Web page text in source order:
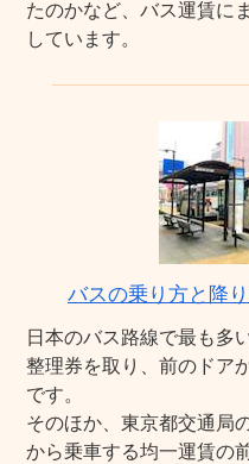
たのかなど、バス運賃に
しています。
バスの乗り方と降
日本のバス路線で最も多
整理券を取り、前のドア
です。
そのほか、東京都交通局
から乗車する均一運賃の